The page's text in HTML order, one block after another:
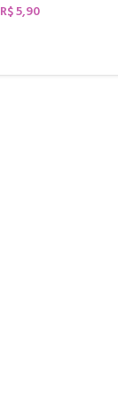
R$5,90